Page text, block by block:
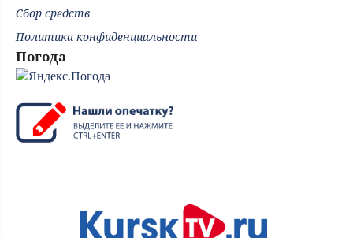
Сбор средств
Политика конфиденциальности
Погода